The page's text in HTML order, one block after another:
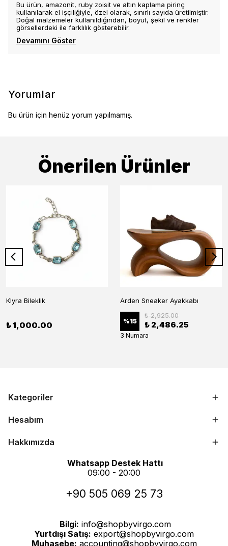
Bu ürün, amazonit, ruby zoisit ve altın kaplama pirinç
kullanılarak el işçiliğiyle, özel olarak, sınırlı sayıda üretilmiştir.
Doğal malzemeler kullanıldığından, boyut, şekil ve renkler
görsellerdeki ile farklılık gösterebilir.
Devamını Göster
Yorumlar
Bu ürün için henüz yorum yapılmamış.
Önerilen Ürünler
Klyra Bileklik
₺ 1,000.00
Arden Sneaker Ayakkabı
%15
₺ 2,925.00
₺ 2,486.25
3 Numara
Kategoriler
Hesabım
Hakkımızda
Whatsapp Destek Hattı
09:00 - 20:00
+90 505 069 25 73
Bilgi: info@shopbyvirgo.com
Yurtdışı Satış: export@shopbyvirgo.com
Muhasebe: accounting@shopbyvirgo.com